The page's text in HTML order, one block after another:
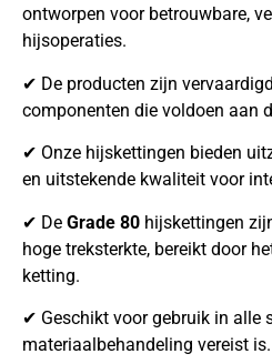
ontworpen voor betrouwbare,
hijsoperaties.
✔ De producten zijn
componenten die voldoen aan
✔ Onze hijskettingen bieden
en uitstekende kwaliteit voor
✔ De Grade 80 hijskettingen
hoge treksterkte, bereikt door
ketting.
✔ Geschikt voor gebruik in alle
materiaalbehandeling vereist is.